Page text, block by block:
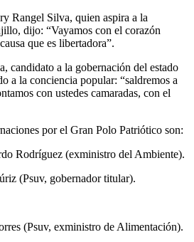
Rangel Silva, quien aspira a la
dijo: “Vayamos con el corazón
que es libertadora”.
candidato a la gobernación del estado
a la conciencia popular: “saldremos a
con ustedes camaradas, con el
por el Gran Polo Patriótico son:
Rodríguez (exministro del Ambiente).
(Psuv, gobernador titular).
(Psuv, exministro de Alimentación).